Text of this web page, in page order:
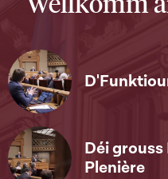
Déi
Plenière